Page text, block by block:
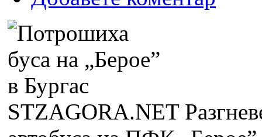
STZAGORA.NET